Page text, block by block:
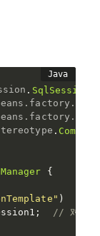
. SqlSession
. factory .
. factory .
.
{
)
; // 对应